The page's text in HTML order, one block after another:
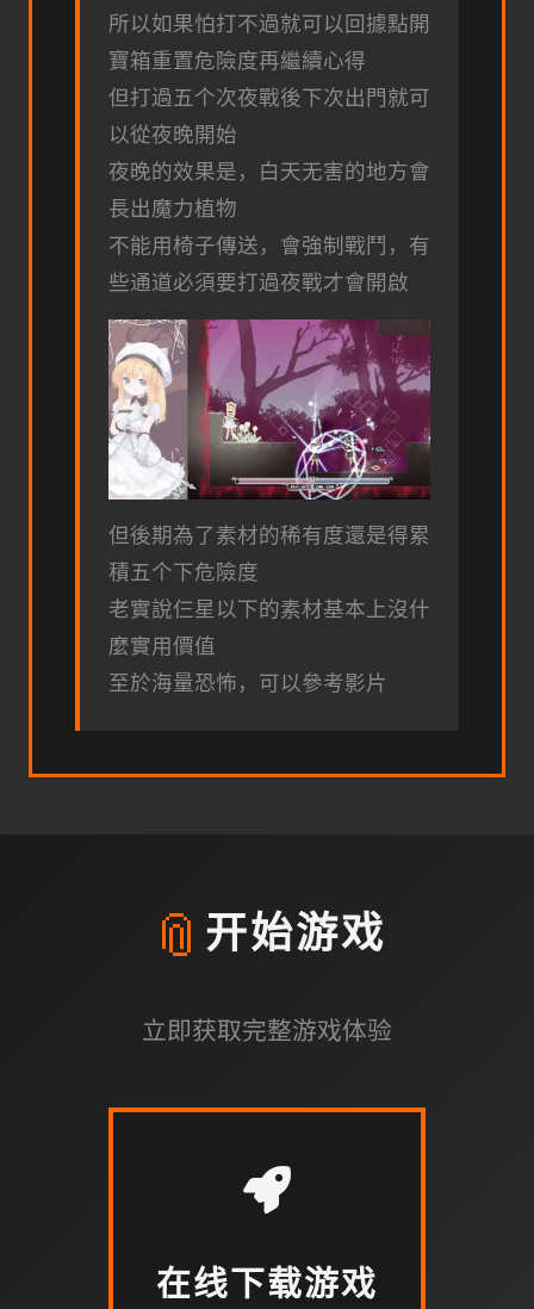
所以如果怕打不過就可以回據點開
寶箱重置危險度再繼續心得
但打過五个次夜戰後下次出門就可
以從夜晚開始
夜晚的效果是，白天无害的地方會
長出魔力植物
不能用椅子傳送，會強制戰鬥，有
些通道必須要打過夜戰才會開啟
但後期為了素材的稀有度還是得累
積五个下危險度
老實說仨星以下的素材基本上沒什
麼實用價值
至於海量恐怖，可以參考影片
📎 开始游戏
立即获取完整游戏体验
在线下载游戏